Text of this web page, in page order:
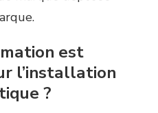
est
l’installation
?